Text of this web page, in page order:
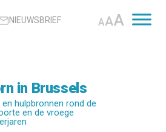
NIEUWSBRIEF AAA
in Brussels
hulpbronnen rond de
en de vroege